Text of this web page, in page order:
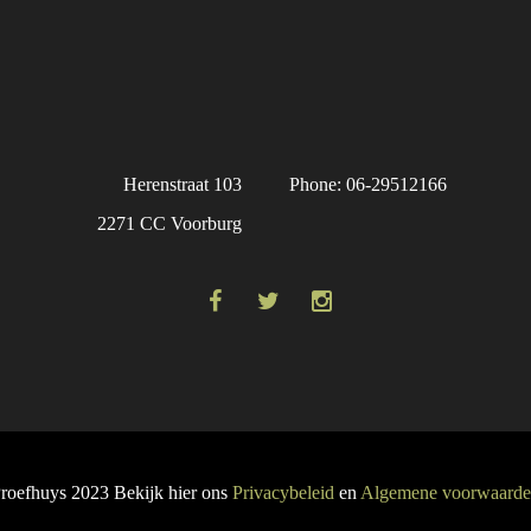
Phone: 06-29512166
Herenstraat 103
2271 CC Voorburg
2023 Bekijk hier ons Privacybeleid en Algemene